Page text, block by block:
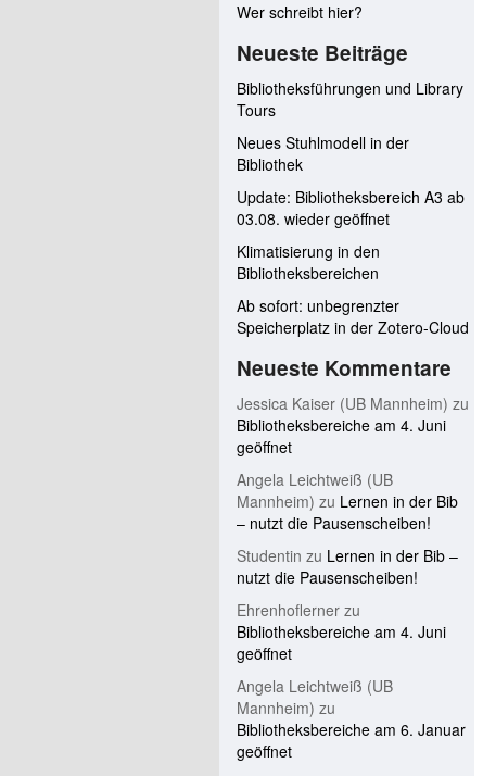
Wer schreibt hier?
Neueste Beiträge
Bibliotheksführungen und Library
Tours
Neues Stuhlmodell in der
Bibliothek
Update: Bibliotheksbereich A3 ab
03.08. wieder geöffnet
Klimatisierung in den
Bibliotheksbereichen
Ab sofort: unbegrenzter
Speicherplatz in der Zotero-Cloud
Neueste Kommentare
Jessica Kaiser (UB Mannheim) zu
Bibliotheksbereiche am 4. Juni
geöffnet
Angela Leichtweiß (UB
Mannheim) zu Lernen in der Bib
– nutzt die Pausenscheiben!
Studentin zu Lernen in der Bib –
nutzt die Pausenscheiben!
Ehrenhoflerner zu
Bibliotheksbereiche am 4. Juni
geöffnet
Angela Leichtweiß (UB
Mannheim) zu
Bibliotheksbereiche am 6. Januar
geöffnet